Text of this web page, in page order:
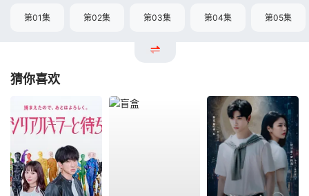
第01集 第02集 第03集 第04集 第05集
猜你喜欢